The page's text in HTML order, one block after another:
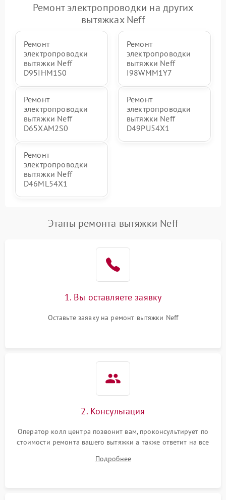
Ремонт электропроводки на других
вытяжках Neff
Ремонт
электропроводки
вытяжки Neff
D95IHM1S0
Ремонт
электропроводки
вытяжки Neff
I98WMM1Y7
Ремонт
электропроводки
вытяжки Neff
D65XAM2S0
Ремонт
электропроводки
вытяжки Neff
D49PU54X1
Ремонт
электропроводки
вытяжки Neff
D46ML54X1
Этапы ремонта вытяжки Neff
1. Вы оставляете заявку
Оставьте заявку на ремонт вытяжки Neff
2. Консультация
Оператор колл центра позвонит вам, проконсультирует по
стоимости ремонта вашего вытяжки а также ответит на все
Подробнее